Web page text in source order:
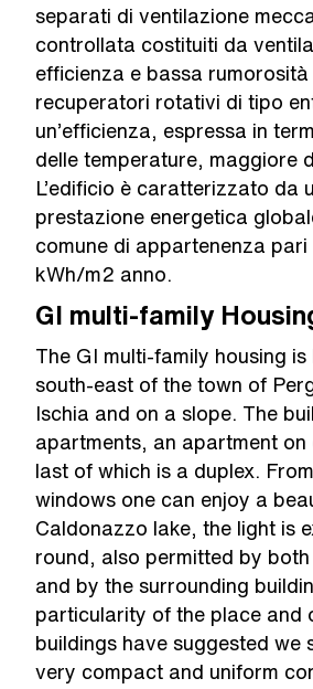
separati di ventilazione
controllata costituiti da
efficienza e bassa rumorosità
recuperatori rotativi di tipo
un’efficienza, espressa in
delle temperature, maggiore
L’edificio è caratterizzato da
prestazione energetica
comune di appartenenza
kWh/m2 anno.
GI multi-family
The GI multi-family housing
south-east of the town of
Ischia and on a slope. The
apartments, an apartment on
last of which is a duplex.
windows one can enjoy a
Caldonazzo lake, the light is
round, also permitted by
and by the surrounding
particularity of the place and
buildings have suggested we
very compact and uniform